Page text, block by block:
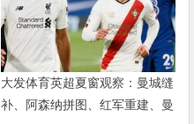
大发体育英超夏窗观察：曼城缝
补、阿森纳拼图、红军重建、曼